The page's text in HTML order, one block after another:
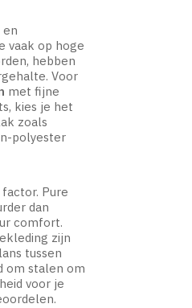
en
vaak op hoge
hebben
Voor
met fijne
kies je het
zoals
polyester
Pure
dan
comfort.
zijn
tussen
om stalen om
voor je